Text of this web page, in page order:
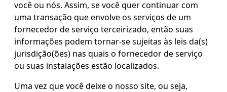
você ou nós. Assim, se você quer continuar com
uma transação que envolve os serviços de um
fornecedor de serviço terceirizado, então suas
informações podem tornar-se sujeitas às leis da(s)
jurisdição(ões) nas quais o fornecedor de serviço
ou suas instalações estão localizados.
Uma vez que você deixe o nosso site, ou seja,